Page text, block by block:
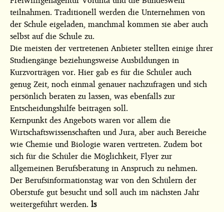
teilnahmen. Traditionell werden die Unternehmen von
der Schule eigeladen, manchmal kommen sie aber auch
selbst auf die Schule zu.
Die meisten der vertretenen Anbieter stellten einige ihrer
Studiengänge beziehungsweise Ausbildungen in
Kurzvorträgen vor. Hier gab es für die Schüler auch
genug Zeit, noch einmal genauer nachzufragen und sich
persönlich beraten zu lassen, was ebenfalls zur
Entscheidungshilfe beitragen soll.
Kernpunkt des Angebots waren vor allem die
Wirtschaftswissenschaften und Jura, aber auch Bereiche
wie Chemie und Biologie waren vertreten. Zudem bot
sich für die Schüler die Möglichkeit, Flyer zur
allgemeinen Berufsberatung in Anspruch zu nehmen.
Der Berufsinformationstag war von den Schülern der
Oberstufe gut besucht und soll auch im nächsten Jahr
weitergeführt werden. ls